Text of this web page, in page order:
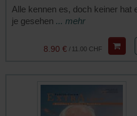
Alle kennen es, doch keiner hat
je gesehen ... mehr
11.00 CHF
/
8.90 €